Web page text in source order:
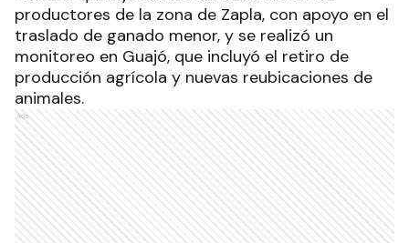
productores de la zona de Zapla, con apoyo en el
traslado de ganado menor, y se realizó un
monitoreo en Guajó, que incluyó el retiro de
producción agrícola y nuevas reubicaciones de
animales.
Ads